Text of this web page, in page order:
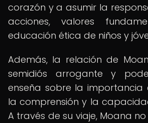
corazón y a asumir la
acciones, valores
educación ética de niños y
Además, la relación de
semidiós arrogante y
enseña sobre la
la comprensión y la
A través de su viaje, Moana